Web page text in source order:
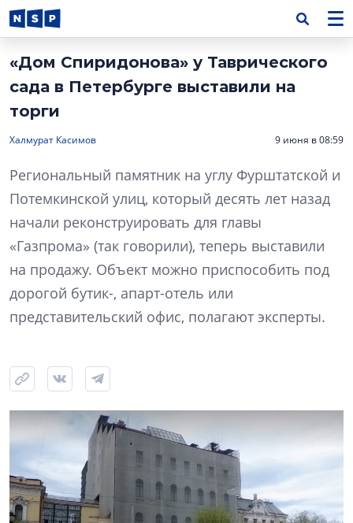
«Дом Спиридонова» у Таврического
сада в Петербурге выставили на
торги
Халмурат Касимов 9 июня в 08:59
Региональный памятник на углу Фурштатской и
Потемкинской улиц, который десять лет назад
начали реконструировать для главы
«Газпрома» (так говорили), теперь выставили
на продажу. Объект можно приспособить под
дорогой бутик-, апарт-отель или
представительский офис, полагают эксперты.